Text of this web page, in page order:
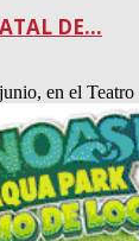
DE...
en el